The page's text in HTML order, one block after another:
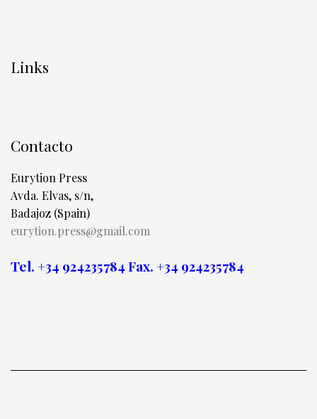
Links
Contacto
Eurytion Press
Avda. Elvas, s/n,
Badajoz (Spain)
eurytion.press@gmail.com
Tel. +34 924235784Fax. +34 924235784